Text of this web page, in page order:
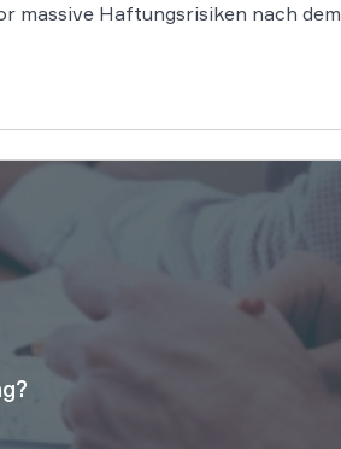
massive Haftungsrisiken nach dem